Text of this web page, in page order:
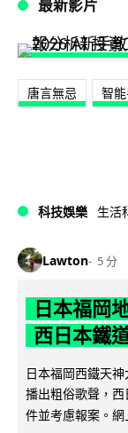
最新影片
唐言無忌 智
科技娛樂 生活
Lawton 5 分
日本福岡
西日本鐵
日本福岡西鐵天
播出粗俗歌聲，
件並考慮報案。